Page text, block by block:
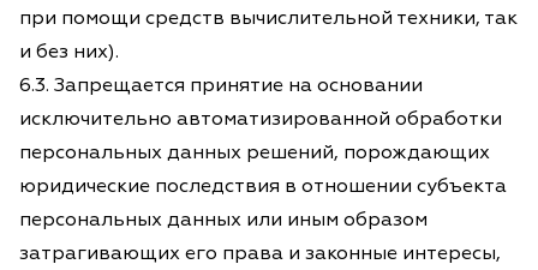
при помощи средств вычислительной техники, так
и без них).
6.3. Запрещается принятие на основании
исключительно автоматизированной обработки
персональных данных решений, порождающих
юридические последствия в отношении субъекта
персональных данных или иным образом
затрагивающих его права и законные интересы,